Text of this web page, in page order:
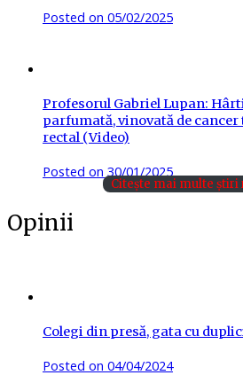
Posted on 05/02/2025
Profesorul Gabriel Lupan:
parfumată, vinovată de
rectal (Video)
Posted on30/01/2025
Citește mai multe știri
Opinii
Colegi din presă, gata cu
Posted on 04/04/2024